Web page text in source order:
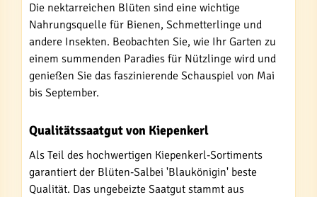
Die nektarreichen Blüten sind eine wichtige
Nahrungsquelle für Bienen, Schmetterlinge und
andere Insekten. Beobachten Sie, wie Ihr Garten zu
einem summenden Paradies für Nützlinge wird und
genießen Sie das faszinierende Schauspiel von Mai
bis September.
Qualitätssaatgut von Kiepenkerl
Als Teil des hochwertigen Kiepenkerl-Sortiments
garantiert der Blüten-Salbei 'Blaukönigin' beste
Qualität. Das ungebeizte Saatgut stammt aus